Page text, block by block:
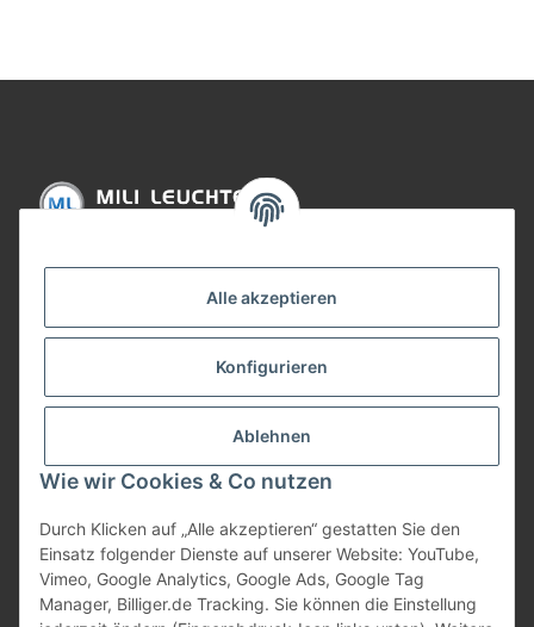
Alle akzeptieren
Konfigurieren
Ablehnen
Wie wir Cookies & Co nutzen
Durch Klicken auf „Alle akzeptieren“ gestatten Sie den
Einsatz folgender Dienste auf unserer Website: YouTube,
Vimeo, Google Analytics, Google Ads, Google Tag
Manager, Billiger.de Tracking. Sie können die Einstellung
Gesetzliche Informationen
Bezahlung